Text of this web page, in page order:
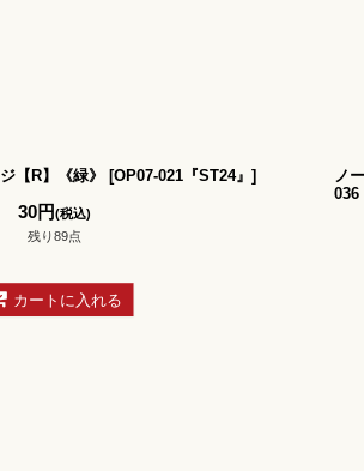
【R】《緑》 [OP07-021『ST24』 ]
30円(税込)
残り89点
カートに入れる
ノ
036